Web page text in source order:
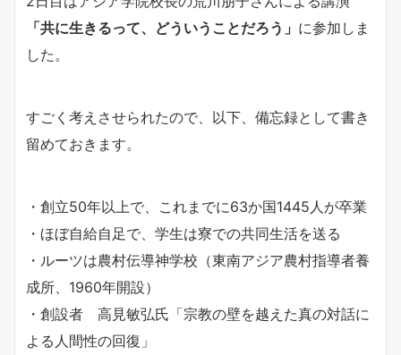
「共に生きるって、どういうことだろう」 に参加しま
した。
すごく考えさせられたので、以下、備忘録として書き
留めておきます。
・創立50年以上で、これまでに63か国1445人が卒業
・ほぼ自給自足で、学生は寮での共同生活を送る
・ルーツは農村伝導神学校（東南アジア農村指導者養
成所、1960年開設）
・創設者 高見敏弘氏「宗教の壁を越えた真の対話に
よる人間性の回復」